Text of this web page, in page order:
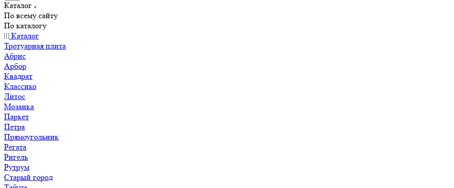
Каталог
По всему сайту
По каталогу
Каталог
Тротуарная плита
Абрис
Арбор
Квадрат
Классико
Литос
Мозаика
Паркет
Петра
Прямоугольник
Регата
Ригель
Рутрум
Старый город